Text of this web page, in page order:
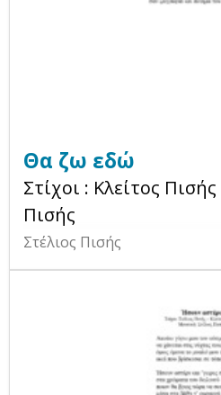
Θα ζω εδώ
Στίχοι : Κλείτος
Πισής
Στέλιος Πισής